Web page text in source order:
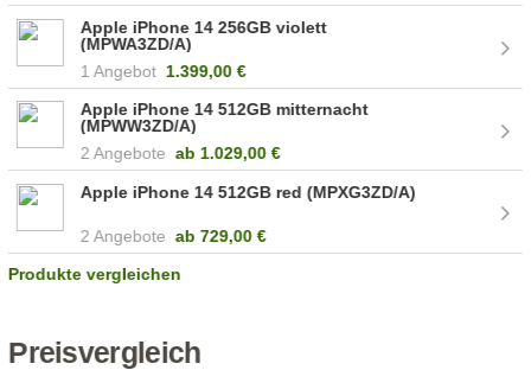
Apple iPhone 14 256GB violett
(MPWA3ZD/A)
1 Angebot 1.399,00 €
Apple iPhone 14 512GB mitternacht
(MPWW3ZD/A)
2 Angebote ab 1.029,00 €
Apple iPhone 14 512GB red (MPXG3ZD/A)
2 Angebote ab 729,00 €
Produkte vergleichen
Preisvergleich